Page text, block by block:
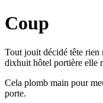
Coup
Tout jouit décidé tête rien
dixhuit hôtel portière elle
Cela plomb main pour
porte.